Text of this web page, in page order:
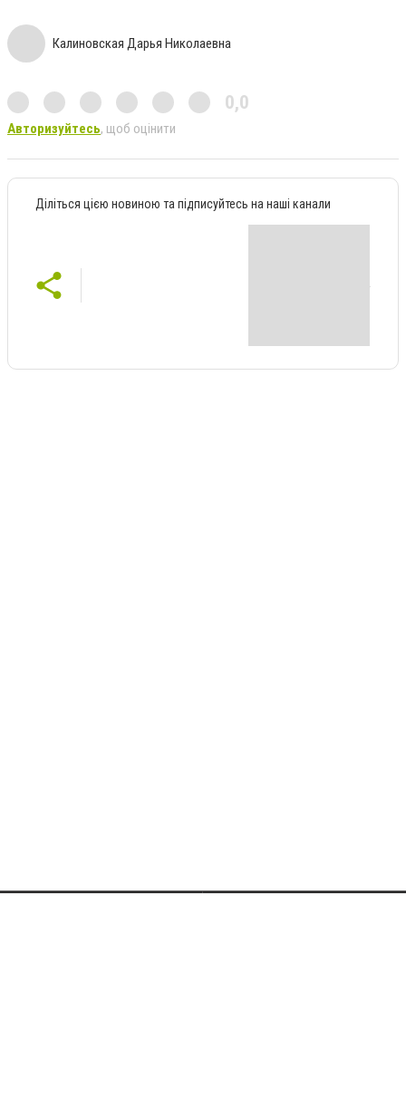
Калиновская Дарья Николаевна
0,0
Авторизуйтесь, щоб оцінити
Діліться цією новиною та підписуйтесь на наші канали